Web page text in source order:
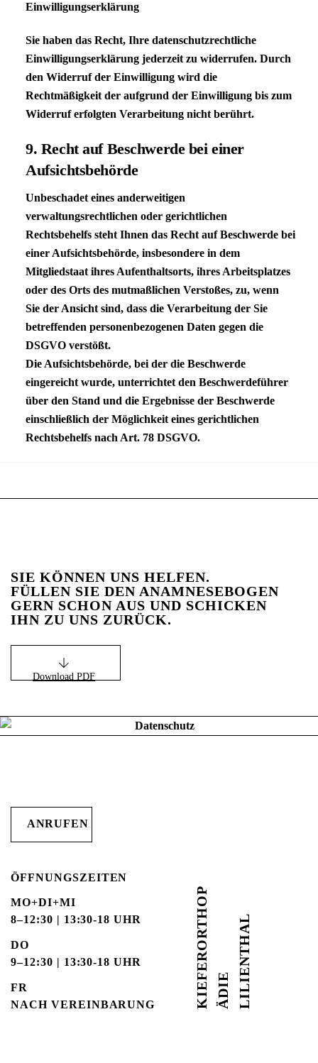
Einwilligungserklärung
Sie haben das Recht, Ihre datenschutzrechtliche
Einwilligungserklärung jederzeit zu widerrufen. Durch
den Widerruf der Einwilligung wird die
Rechtmäßigkeit der aufgrund der Einwilligung bis zum
Widerruf erfolgten Verarbeitung nicht berührt.
9. Recht auf Beschwerde bei einer
Aufsichtsbehörde
Unbeschadet eines anderweitigen
verwaltungsrechtlichen oder gerichtlichen
Rechtsbehelfs steht Ihnen das Recht auf Beschwerde bei
einer Aufsichtsbehörde, insbesondere in dem
Mitgliedstaat ihres Aufenthaltsorts, ihres Arbeitsplatzes
oder des Orts des mutmaßlichen Verstoßes, zu, wenn
Sie der Ansicht sind, dass die Verarbeitung der Sie
betreffenden personenbezogenen Daten gegen die
DSGVO verstößt.
Die Aufsichtsbehörde, bei der die Beschwerde
eingereicht wurde, unterrichtet den Beschwerdeführer
über den Stand und die Ergebnisse der Beschwerde
einschließlich der Möglichkeit eines gerichtlichen
Rechtsbehelfs nach Art. 78DSGVO.
SIE KÖNNEN UNS HELFEN.
FÜLLEN SIE DEN ANAMNESEBOGEN
GERN SCHON AUS UND SCHICKEN
IHN ZU UNS ZURÜCK.
Download PDF
ANRUFEN
ÖFFNUNGSZEITEN
MO+DI+MI
8–12:30 | 13:30-18 UHR
DO
9–12:30 | 13:30-18 UHR
FR
NACH VEREINBARUNG
K
I
E F
E
R
O
R
T
H
O
P
Ä
D
I E LILIENTHAL